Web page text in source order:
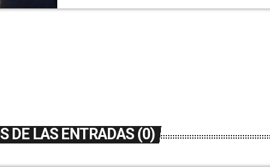
DE LAS ENTRADAS (0)